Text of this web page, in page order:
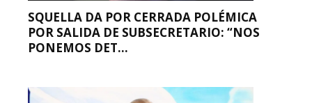
SQUELLA DA POR CERRADA POLÉMICA
POR SALIDA DE SUBSECRETARIO: “NOS
PONEMOS DET...